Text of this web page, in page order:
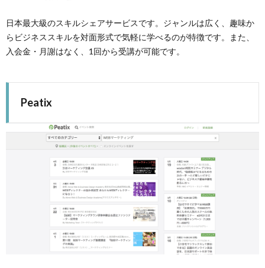
日本最大級のスキルシェアサービスです。ジャンルは広く、趣味か
らビジネススキルを対面形式で気軽に学べるのが特徴です。また、
入会金・月謝はなく、1回から受講が可能です。
Peatix